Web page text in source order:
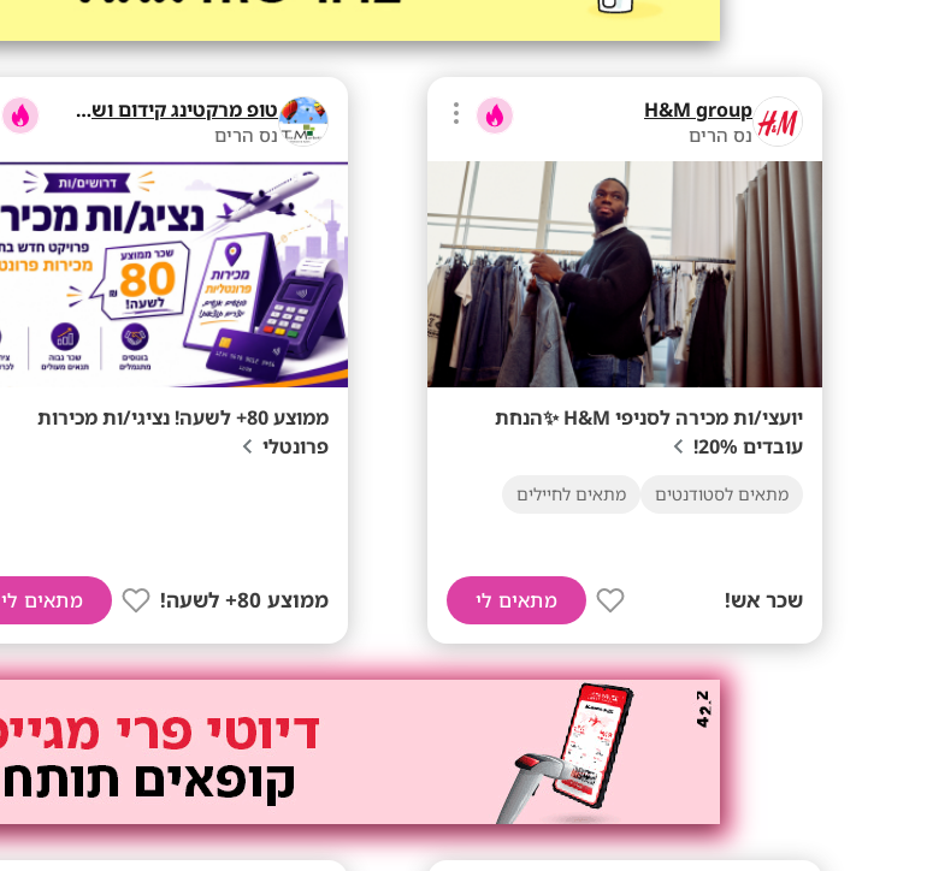
H&M group
נס הרים
יועצי/ות מכירה לסניפי H&M ✨הנחת
עובדים 20%!
מתאים לסטודנטים מתאים לחיילים
שכר אש! מתאים לי
טופ מרקטינג קידום ושיווק בע"מ
נס הרים
ממוצע 80+ לשעה! נציגי/ות מכירות
פרונטלי
ממוצע 80+ לשעה! מתאים לי